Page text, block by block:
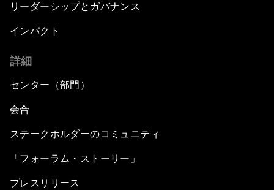
リーダーシップとガバナンス
インパクト
詳細
センター（部門）
会合
ステークホルダーのコミュニティ
「フォーラム・ストーリー」
プレスリリース